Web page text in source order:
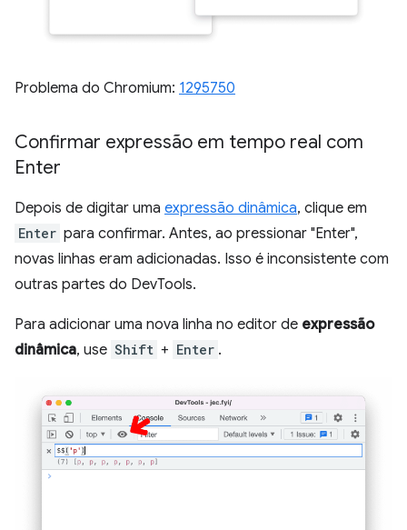
Problema do Chromium: 1295750
Confirmar expressão em tempo real com
Enter
Depois de digitar uma expressão dinâmica, clique em
Enter para confirmar. Antes, ao pressionar "Enter",
novas linhas eram adicionadas. Isso é inconsistente com
outras partes do DevTools.
Para adicionar uma nova linha no editor de expressão
dinâmica, use Shift + Enter .